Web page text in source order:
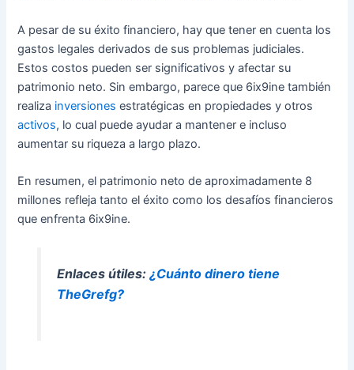
A pesar de su éxito financiero, hay que tener en cuenta los
gastos legales derivados de sus problemas judiciales.
Estos costos pueden ser significativos y afectar su
patrimonio neto. Sin embargo, parece que 6ix9ine también
realiza inversiones estratégicas en propiedades y otros
activos, lo cual puede ayudar a mantener e incluso
aumentar su riqueza a largo plazo.
En resumen, el patrimonio neto de aproximadamente 8
millones refleja tanto el éxito como los desafíos financieros
que enfrenta 6ix9ine.
Enlaces útiles: ¿Cuánto dinero tiene
TheGrefg?